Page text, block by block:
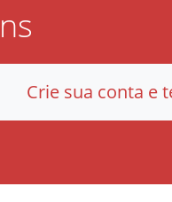
Crie sua conta e